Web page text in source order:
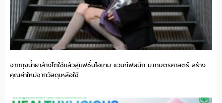
จากถุงน้ำยาล้างไตใช้แล้วสู่แฟชั่นไอเทม แวนทีฟผนึก ม.เกษตรศาสตร์ สร้าง
คุณค่าใหม่จากวัสดุเหลือใช้